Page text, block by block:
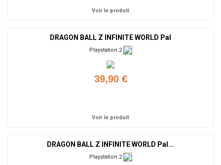
Voir le produit
DRAGON BALL Z INFINITE WORLD Pal
Playstation 2
39,90 €
Voir le produit
DRAGON BALL Z INFINITE WORLD Pal...
Playstation 2